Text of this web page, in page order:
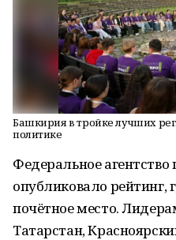
Башкирия в тройке лучших
политике
Федеральное
опубликовало рейтинг,
почётное место.
Татарстан,